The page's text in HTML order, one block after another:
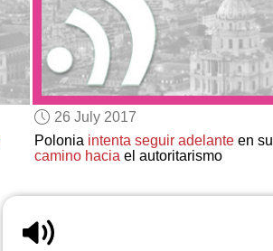
26 July 2017
Polonia intenta seguir adelanteen su
camino haciael autoritarismo